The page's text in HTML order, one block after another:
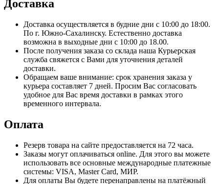
Доставка
Доставка осуществляется в будние дни с 10:00 до 18:00.
По г. Южно-Сахалинску. Естественно доставка
возможна в выходные дни с 10:00 до 18.00.
После получения заказа со склада наша Курьерская
служба свяжется с Вами для уточнения деталей
доставки.
Обращаем ваше внимание: срок хранения заказа у
курьера составляет 7 дней. Просим Вас согласовать
удобное для Вас время доставки в рамках этого
временного интервала.
Оплата
Резерв товара на сайте предоставляется на 72 часа.
Заказы могут оплачиваться online. Для этого вы можете
использовать все основные международные платежные
системы: VISA, Master Card, МИР.
Для оплаты Вы будете перенаправлены на платёжный